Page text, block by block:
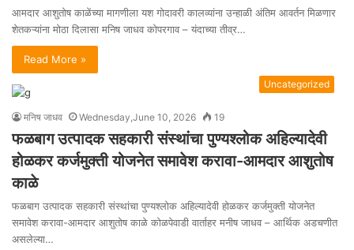
आमदार आशुतोष काळेंच्या मागणीला यश गोदावरी कालव्यांना उन्हाळी अंतिम आवर्तन मिळणार
शेतकऱ्यांना मोठा दिलासा मनिष जाधव कोपरगाव – यंदाच्या तीव्र…
Read More »
Uncategorized
मनिष जाधव Wednesday,June 10, 2026 19
फळबाग उत्पादक सहकारी संस्थांचा पुण्यश्लोक अहिल्यादेवी
होळकर कर्जमुक्ती योजनेत समावेश करावा-आमदार आशुतोष
काळे
फळबाग उत्पादक सहकारी संस्थांचा पुण्यश्लोक अहिल्यादेवी होळकर कर्जमुक्ती योजनेत
समावेश करावा-आमदार आशुतोष काळे कोळपेवाडी वार्ताहर मनीष जाधव – आर्थिक अडचणीत
असलेल्या…